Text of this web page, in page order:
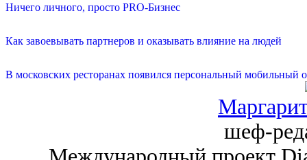
Ничего личного, просто PRO-Бизнес
Как завоевывать партнеров и оказывать влияние на людей
В московских ресторанах появился персональный мобильный
шеф-